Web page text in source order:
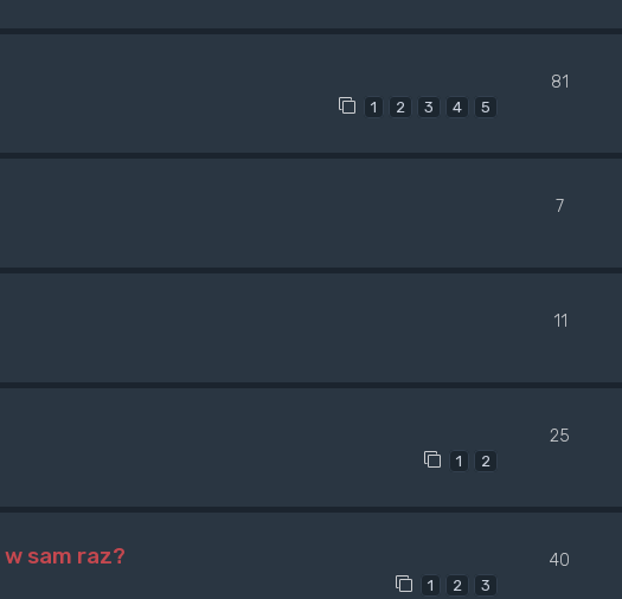
1 2 3 4 5
81
7
11
1 2
25
w sam raz?
1 2 3
40